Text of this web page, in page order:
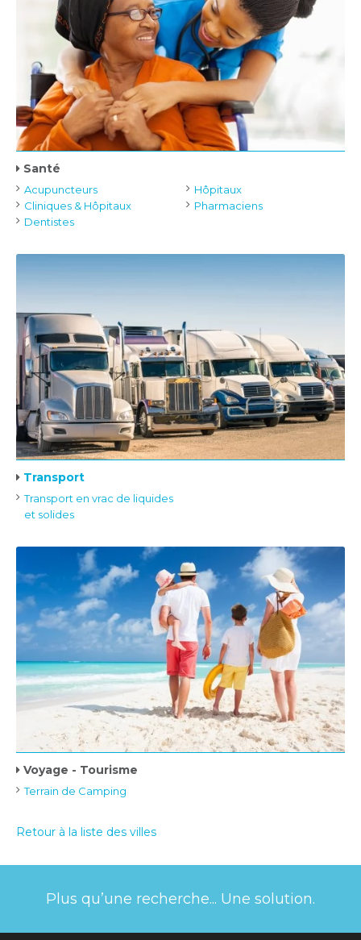
Santé
Acupuncteurs
Cliniques & Hôpitaux
Dentistes
Hôpitaux
Pharmaciens
Transport
Transport en vrac de liquides
et solides
Voyage - Tourisme
Terrain de Camping
Retour à la liste des villes
Plus qu’une recherche... Une solution.